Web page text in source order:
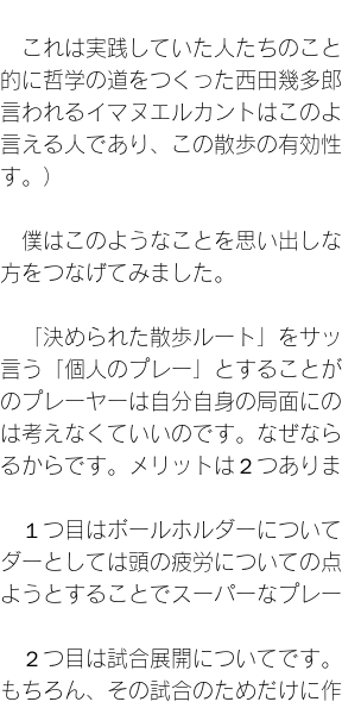
これは実践していた人たちのこ
的に哲学の道をつくった西田幾多
言われるイマヌエルカントはこの
言える人であり、この散歩の有効
す。）
僕はこのようなことを思い出し
方をつなげてみました。
「決められた散歩ルート」をサ
言う「個人のプレー」とすること
のプレーヤーは自分自身の局面に
は考えなくていいのです。なぜな
るからです。メリットは２つありま
１つ目はボールホルダーについ
ダーとしては頭の疲労についての
ようとすることでスーパーなプレ
２つ目は試合展開についてです
もちろん、その試合のためだけに